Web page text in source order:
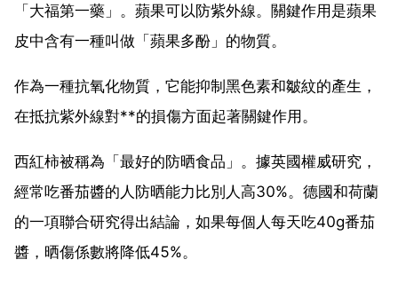
「大福第一藥」。蘋果可以防紫外線。關鍵作用是蘋果
皮中含有一種叫做「蘋果多酚」的物質。
作為一種抗氧化物質，它能抑制黑色素和皺紋的產生，
在抵抗紫外線對**的損傷方面起著關鍵作用。
西紅柿被稱為「最好的防晒食品」。據英國權威研究，
經常吃番茄醬的人防晒能力比別人高30%。德國和荷蘭
的一項聯合研究得出結論，如果每個人每天吃40g番茄
醬，晒傷係數將降低45%。